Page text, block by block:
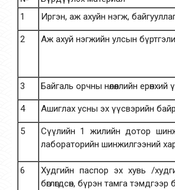
1
Иргэн, аж ахуйн нэгж,
2 Аж ахуй нэгжийн улсын
3 Байгаль орчны нөлөөллийн
4 Ашиглах усны эх үүсвэрийн
5
Сүүлийн 1 жилийн дотор
лабораторийн шинжилгээний
6
Худгийн паспор эх хувь /
бөглөгдсөн, бүрэн тамга